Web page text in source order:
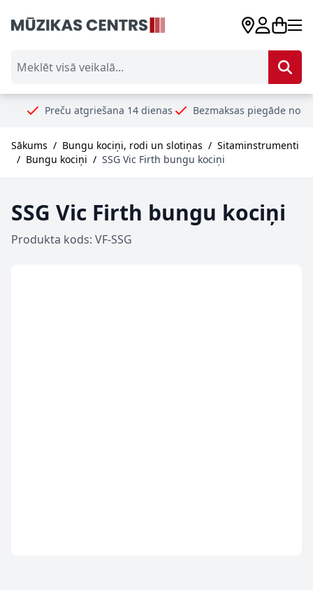
Preču atgriešana 14 dienas Bezmaksas piegāde no 99€
Sākums / Bungu kociņi, rodi un slotiņas / Sitaminstrumenti
/ Bungu kociņi / SSG Vic Firth bungu kociņi
SSG Vic Firth bungu kociņi
Produkta kods: VF-SSG